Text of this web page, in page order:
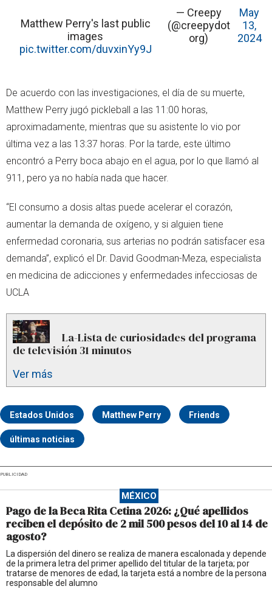
Matthew Perry's last public
images
pic.twitter.com/duvxinYy9J
— Creepy
(@creepydot
org)
May
13,
2024
De acuerdo con las investigaciones, el día de su muerte,
Matthew Perry jugó pickleball a las 11:00 horas,
aproximadamente, mientras que su asistente lo vio por
última vez a las 13:37 horas. Por la tarde, este último
encontró a Perry boca abajo en el agua, por lo que llamó al
911, pero ya no había nada que hacer.
“El consumo a dosis altas puede acelerar el corazón,
aumentar la demanda de oxígeno, y si alguien tiene
enfermedad coronaria, sus arterias no podrán satisfacer esa
demanda”, explicó el Dr. David Goodman-Meza, especialista
en medicina de adicciones y enfermedades infecciosas de
UCLA
La-Lista de curiosidades del programa
de televisión 31 minutos
Ver más
Estados Unidos Matthew Perry Friends
últimas noticias
PUBLICIDAD
MÉXICO
Pago de la Beca Rita Cetina 2026: ¿Qué apellidos
reciben el depósito de 2 mil 500 pesos del 10 al 14 de
agosto?
La dispersión del dinero se realiza de manera escalonada y depende
de la primera letra del primer apellido del titular de la tarjeta; por
tratarse de menores de edad, la tarjeta está a nombre de la persona
responsable del alumno